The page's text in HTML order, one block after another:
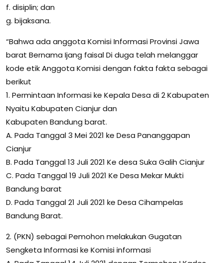
f. disiplin; dan
g. bijaksana.
“Bahwa ada anggota Komisi Informasi Provinsi Jawa
barat Bernama Ijang faisal Di duga telah melanggar
kode etik Anggota Komisi dengan fakta fakta sebagai
berikut
1. Permintaan Informasi ke Kepala Desa di 2 Kabupaten
Nyaitu Kabupaten Cianjur dan
Kabupaten Bandung barat.
A. Pada Tanggal 3 Mei 2021 ke Desa Pananggapan
Cianjur
B. Pada Tanggal 13 Juli 2021 Ke desa Suka Galih Cianjur
C. Pada Tanggal 19 Juli 2021 Ke Desa Mekar Mukti
Bandung barat
D. Pada Tanggal 21 Juli 2021 ke Desa Cihampelas
Bandung Barat.
2. (PKN) sebagai Pemohon melakukan Gugatan
Sengketa Informasi ke Komisi informasi